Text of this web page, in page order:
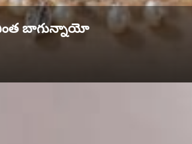
బాగున్నాయో